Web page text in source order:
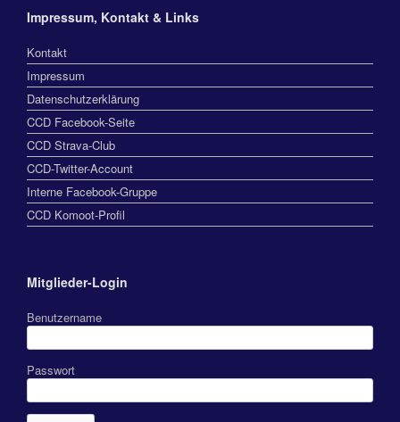
Impressum, Kontakt & Links
Kontakt
Impressum
Datenschutzerklärung
CCD Facebook-Seite
CCD Strava-Club
CCD-Twitter-Account
Interne Facebook-Gruppe
CCD Komoot-Profil
Mitglieder-Login
Benutzername
Passwort